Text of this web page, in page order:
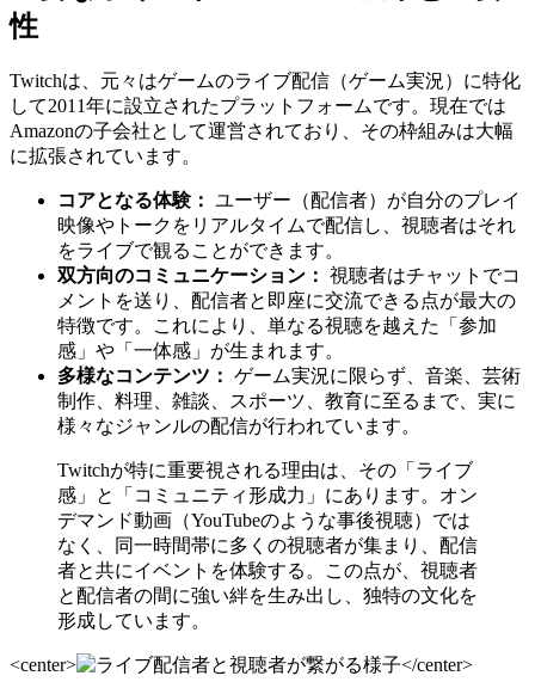
性
Twitchは、元々はゲームのライブ配信（ゲーム実況）に特化
して2011年に設立されたプラットフォームです。現在では
Amazonの子会社として運営されており、その枠組みは大幅
に拡張されています。
コアとなる体験： ユーザー（配信者）が自分のプレイ
映像やトークをリアルタイムで配信し、視聴者はそれ
をライブで観ることができます。
双方向のコミュニケーション： 視聴者はチャットでコ
メントを送り、配信者と即座に交流できる点が最大の
特徴です。これにより、単なる視聴を越えた「参加
感」や「一体感」が生まれます。
多様なコンテンツ： ゲーム実況に限らず、音楽、芸術
制作、料理、雑談、スポーツ、教育に至るまで、実に
様々なジャンルの配信が行われています。
Twitchが特に重要視される理由は、その「ライブ
感」と「コミュニティ形成力」にあります。オン
デマンド動画（YouTubeのような事後視聴）では
なく、同一時間帯に多くの視聴者が集まり、配信
者と共にイベントを体験する。この点が、視聴者
と配信者の間に強い絆を生み出し、独特の文化を
形成しています。
<center> </center>